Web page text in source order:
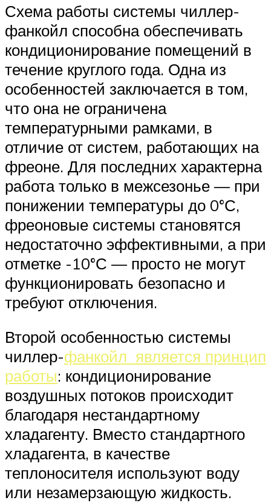
Схема работы системы чиллер-
фанкойл способна обеспечивать
кондиционирование помещений в
течение круглого года. Одна из
особенностей заключается в том,
что она не ограничена
температурными рамками, в
отличие от систем, работающих на
фреоне. Для последних характерна
работа только в межсезонье — при
понижении температуры до 0°С,
фреоновые системы становятся
недостаточно эффективными, а при
отметке -10°С — просто не могут
функционировать безопасно и
требуют отключения.
Второй особенностью системы
чиллер-фанкойл является принцип
работы: кондиционирование
воздушных потоков происходит
благодаря нестандартному
хладагенту. Вместо стандартного
хладагента, в качестве
теплоносителя используют воду
или незамерзающую жидкость.